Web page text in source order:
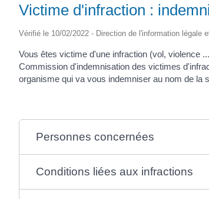
Victime d'infraction :
Vérifié le 10/02/2022 - Direction de l'information légale
Vous êtes victime d'une infraction (vol, violence
Commission d'indemnisation des victimes
organisme qui va vous indemniser au nom de la
Personnes concernées
Conditions liées aux infractions